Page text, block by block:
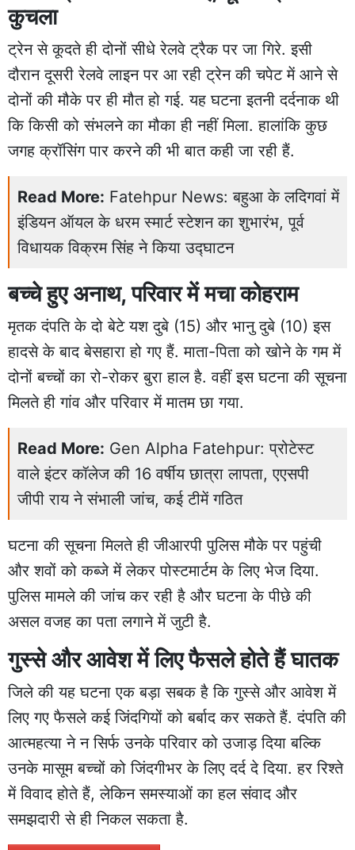
कुचला
ट्रेन से कूदते ही दोनों सीधे रेलवे ट्रैक पर जा गिरे. इसी
दौरान दूसरी रेलवे लाइन पर आ रही ट्रेन की चपेट में आने से
दोनों की मौके पर ही मौत हो गई. यह घटना इतनी दर्दनाक थी
कि किसी को संभलने का मौका ही नहीं मिला. हालांकि कुछ
जगह क्रॉसिंग पार करने की भी बात कही जा रही हैं.
Read More: Fatehpur News: बहुआ के लदिगवां में
इंडियन ऑयल के धरम स्मार्ट स्टेशन का शुभारंभ, पूर्व
विधायक विक्रम सिंह ने किया उद्घाटन
बच्चे हुए अनाथ, परिवार में मचा कोहराम
मृतक दंपति के दो बेटे यश दुबे (15) और भानु दुबे (10) इस
हादसे के बाद बेसहारा हो गए हैं. माता-पिता को खोने के गम में
दोनों बच्चों का रो-रोकर बुरा हाल है. वहीं इस घटना की सूचना
मिलते ही गांव और परिवार में मातम छा गया.
Read More: Gen Alpha Fatehpur: प्रोटेस्ट
वाले इंटर कॉलेज की 16 वर्षीय छात्रा लापता, एएसपी
जीपी राय ने संभाली जांच, कई टीमें गठित
घटना की सूचना मिलते ही जीआरपी पुलिस मौके पर पहुंची
और शवों को कब्जे में लेकर पोस्टमार्टम के लिए भेज दिया.
पुलिस मामले की जांच कर रही है और घटना के पीछे की
असल वजह का पता लगाने में जुटी है.
गुस्से और आवेश में लिए फैसले होते हैं घातक
जिले की यह घटना एक बड़ा सबक है कि गुस्से और आवेश में
लिए गए फैसले कई जिंदगियों को बर्बाद कर सकते हैं. दंपति की
आत्महत्या ने न सिर्फ उनके परिवार को उजाड़ दिया बल्कि
उनके मासूम बच्चों को जिंदगीभर के लिए दर्द दे दिया. हर रिश्ते
में विवाद होते हैं, लेकिन समस्याओं का हल संवाद और
समझदारी से ही निकल सकता है.